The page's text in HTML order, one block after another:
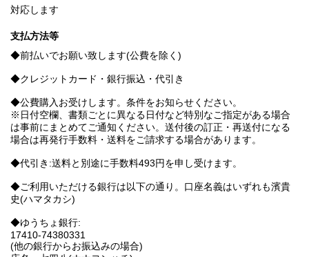
対応します
支払方法等
◆前払いでお願い致します(公費を除く)
◆クレジットカード・銀行振込・代引き
◆公費購入お受けします。条件をお知らせください。
※日付空欄、書類ごとに異なる日付など特別なご指定がある場合
は事前にまとめてご通知ください。送付後の訂正・再送付になる
場合は再発行手数料・送料をご請求する場合があります。
◆代引き:送料と別途に手数料493円を申し受けます。
◆ご利用いただける銀行は以下の通り。口座名義はいずれも濱貴
史(ハマタカシ)
◆ゆうちょ銀行:
17410-74380331
(他の銀行からお振込みの場合)